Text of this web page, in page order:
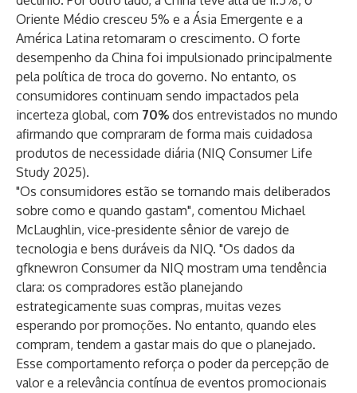
Oriente Médio cresceu 5% e a Ásia Emergente e a
América Latina retomaram o crescimento. O forte
desempenho da China foi impulsionado principalmente
pela política de troca do governo. No entanto, os
consumidores continuam sendo impactados pela
incerteza global, com 70% dos entrevistados no mundo
afirmando que compraram de forma mais cuidadosa
produtos de necessidade diária (NIQ Consumer Life
Study 2025).
"Os consumidores estão se tornando mais deliberados
sobre como e quando gastam", comentou Michael
McLaughlin, vice-presidente sênior de varejo de
tecnologia e bens duráveis da NIQ. "Os dados da
gfknewron Consumer da NIQ mostram uma tendência
clara: os compradores estão planejando
estrategicamente suas compras, muitas vezes
esperando por promoções. No entanto, quando eles
compram, tendem a gastar mais do que o planejado.
Esse comportamento reforça o poder da percepção de
valor e a relevância contínua de eventos promocionais